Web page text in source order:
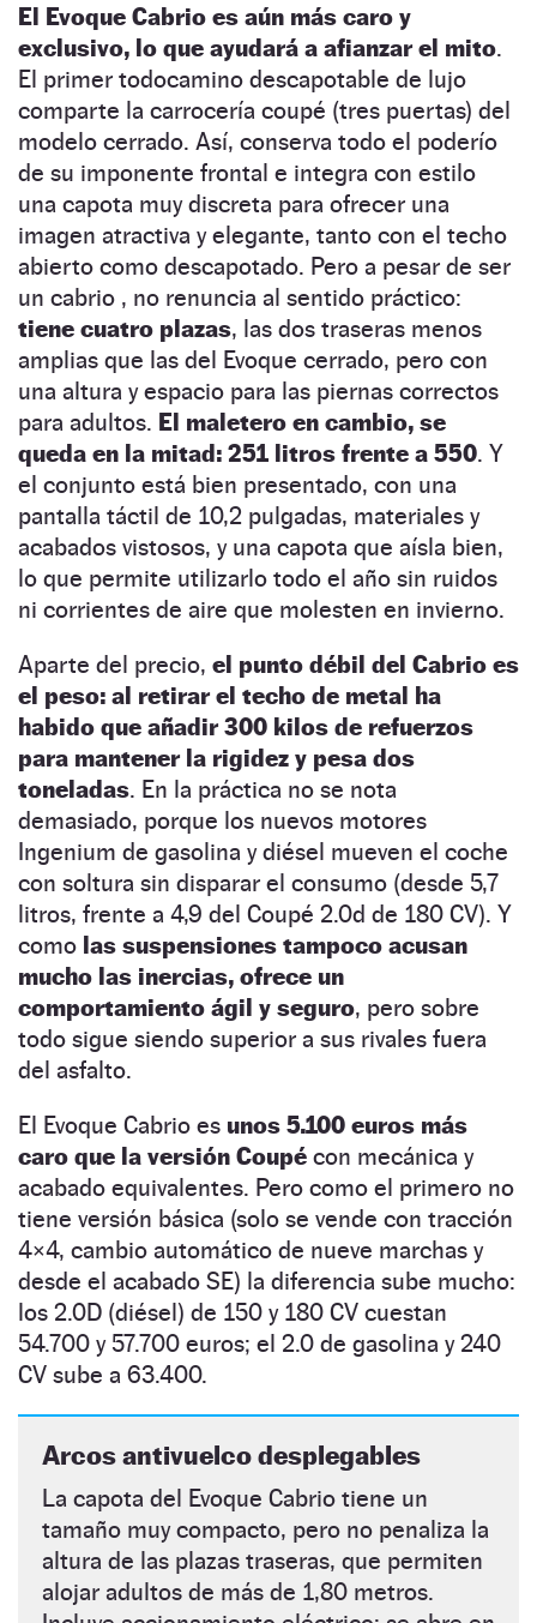
El Evoque Cabrio es aún más caro y
exclusivo, lo que ayudará a afianzar el mito.
El primer todocamino descapotable de lujo
comparte la carrocería coupé (tres puertas) del
modelo cerrado. Así, conserva todo el poderío
de su imponente frontal e integra con estilo
una capota muy discreta para ofrecer una
imagen atractiva y elegante, tanto con el techo
abierto como descapotado. Pero a pesar de ser
un cabrio , no renuncia al sentido práctico:
tiene cuatro plazas, las dos traseras menos
amplias que las del Evoque cerrado, pero con
una altura y espacio para las piernas correctos
para adultos. El maletero en cambio, se
queda en la mitad: 251 litros frente a 550. Y
el conjunto está bien presentado, con una
pantalla táctil de 10,2 pulgadas, materiales y
acabados vistosos, y una capota que aísla bien,
lo que permite utilizarlo todo el año sin ruidos
ni corrientes de aire que molesten en invierno.
Aparte del precio, el punto débil del Cabrio es
el peso: al retirar el techo de metal ha
habido que añadir 300 kilos de refuerzos
para mantener la rigidez y pesa dos
toneladas. En la práctica no se nota
demasiado, porque los nuevos motores
Ingenium de gasolina y diésel mueven el coche
con soltura sin disparar el consumo (desde 5,7
litros, frente a 4,9 del Coupé 2.0d de 180 CV). Y
como las suspensiones tampoco acusan
mucho las inercias, ofrece un
comportamiento ágil y seguro, pero sobre
todo sigue siendo superior a sus rivales fuera
del asfalto.
El Evoque Cabrio es unos 5.100 euros más
caro que la versión Coupé con mecánica y
acabado equivalentes. Pero como el primero no
tiene versión básica (solo se vende con tracción
4×4, cambio automático de nueve marchas y
desde el acabado SE) la diferencia sube mucho:
los 2.0D (diésel) de 150 y 180 CV cuestan
54.700 y 57.700 euros; el 2.0 de gasolina y 240
CV sube a 63.400.
Arcos antivuelco desplegables
La capota del Evoque Cabrio tiene un
tamaño muy compacto, pero no penaliza la
altura de las plazas traseras, que permiten
alojar adultos de más de 1,80 metros.